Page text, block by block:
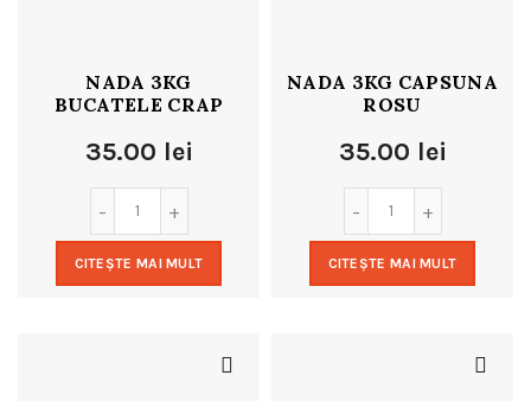
NADA 3KG
BUCATELE CRAP
35.00 lei
CITEȘTE MAI MULT
NADA 3KG CAPSUNA
ROSU
35.00 lei
CITEȘTE MAI MULT